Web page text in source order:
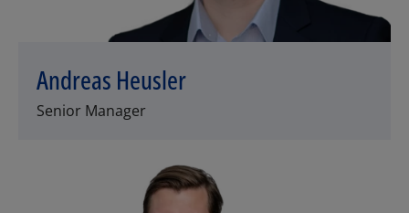
Andreas Heusler
Senior Manager